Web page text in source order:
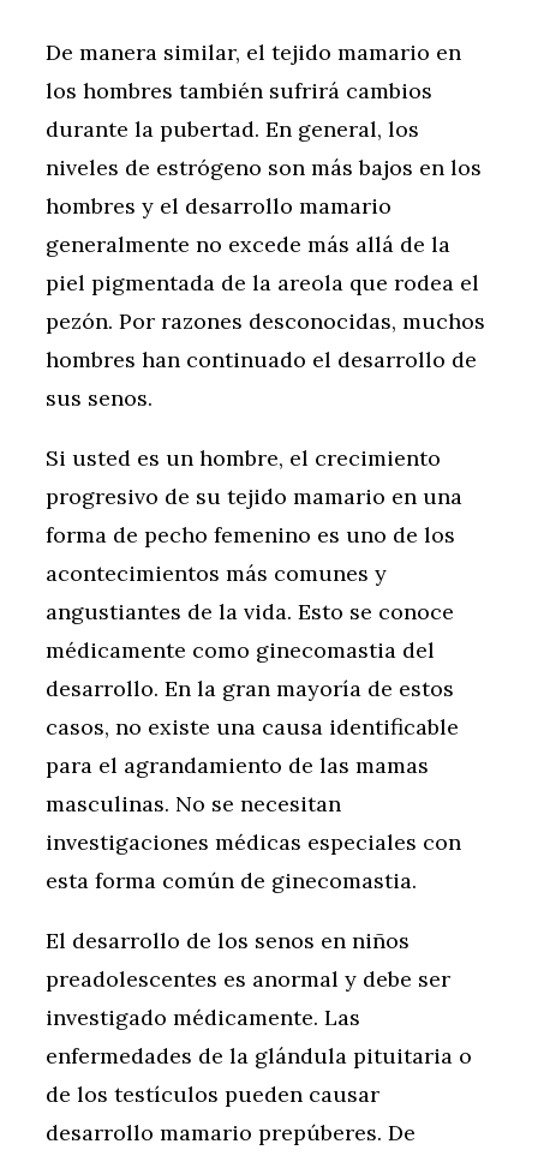
De manera similar, el tejido mamario en
los hombres también sufrirá cambios
durante la pubertad. En general, los
niveles de estrógeno son más bajos en los
hombres y el desarrollo mamario
generalmente no excede más allá de la
piel pigmentada de la areola que rodea el
pezón. Por razones desconocidas, muchos
hombres han continuado el desarrollo de
sus senos.
Si usted es un hombre, el crecimiento
progresivo de su tejido mamario en una
forma de pecho femenino es uno de los
acontecimientos más comunes y
angustiantes de la vida. Esto se conoce
médicamente como ginecomastia del
desarrollo. En la gran mayoría de estos
casos, no existe una causa identificable
para el agrandamiento de las mamas
masculinas. No se necesitan
investigaciones médicas especiales con
esta forma común de ginecomastia.
El desarrollo de los senos en niños
preadolescentes es anormal y debe ser
investigado médicamente. Las
enfermedades de la glándula pituitaria o
de los testículos pueden causar
desarrollo mamario prepúberes. De